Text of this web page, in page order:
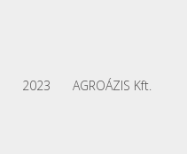
2023 AGROÁZIS Kft.